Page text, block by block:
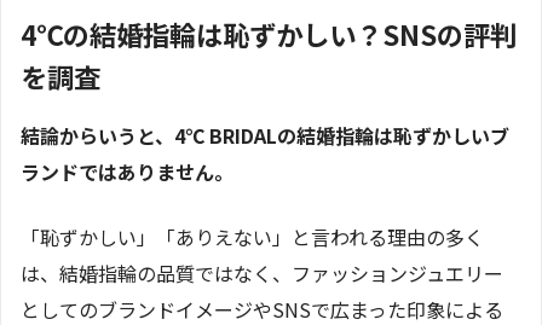
4℃の結婚指輪は恥ずかしい？SNSの評判
を調査
結論からいうと、4℃ BRIDALの結婚指輪は恥ずかしいブ
ランドではありません。
「恥ずかしい」「ありえない」と言われる理由の多く
は、結婚指輪の品質ではなく、ファッションジュエリー
としてのブランドイメージやSNSで広まった印象による